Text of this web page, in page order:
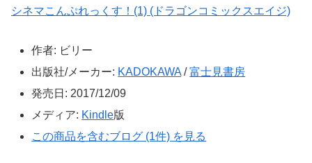
シネマこんぷれっくす！(1) (ドラゴンコミックスエイジ)
作者: ビリー
出版社/メーカー: KADOKAWA /富士見書房
発売日: 2017/12/09
メディア: Kindle版
この商品を含むブログ (1件) を見る